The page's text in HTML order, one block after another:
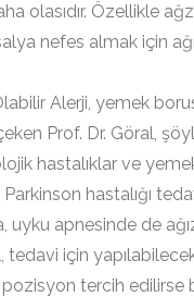
olasıdır. Özellikle
nefes almak için
Alerji, yemek
Prof. Dr. Göral,
hastalıklar ve
hastalığı
uyku apnesinde de
için
tercih edilirse